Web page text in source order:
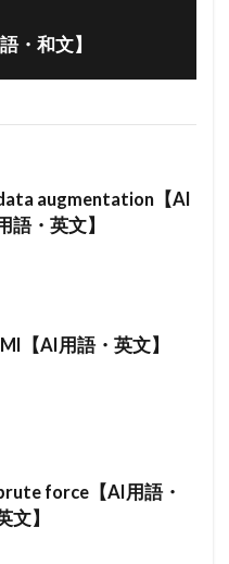
・和文】
augmentation【AI
語・英文】
IMI【AI用語・英文】
force【AI用語・
文】